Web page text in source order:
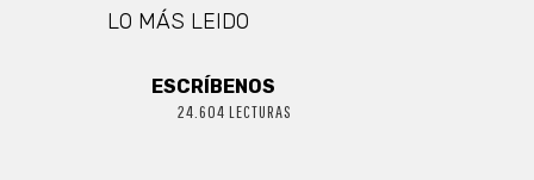
LO MÁS LEIDO
ESCRÍBENOS
24.604 LECTURAS